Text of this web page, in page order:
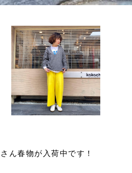
ん春物が入荷中です！